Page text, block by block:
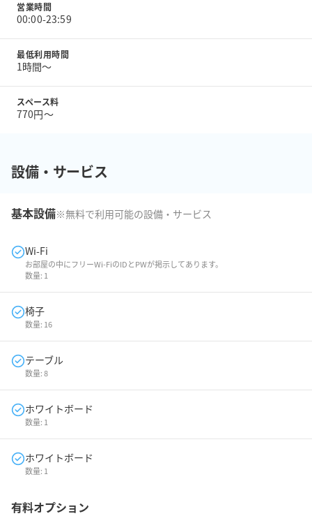
営業時間
00:00-23:59
最低利用時間
1時間〜
スペース料
770円〜
設備・サービス
基本設備※無料で利用可能の設備・サービス
Wi-Fi
お部屋の中にフリーWi-FiのIDとPWが掲示してあります。
数量: 1
椅子
数量: 16
テーブル
数量:8
ホワイトボード
数量: 1
ホワイトボード
数量: 1
有料オプション